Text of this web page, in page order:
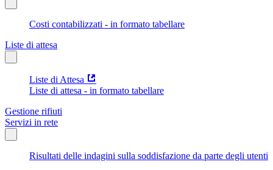
Costi contabilizzati - in formato tabellare
Liste di attesa
Liste di Attesa
Liste di attesa - in formato tabellare
Gestione rifiuti
Servizi in rete
Risultati delle indagini sulla soddisfazione da parte degli utenti